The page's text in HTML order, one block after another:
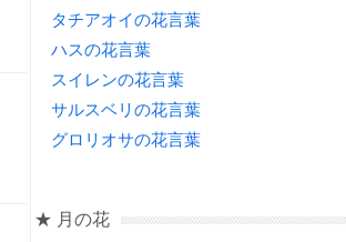
タチアオイの花言葉
ハスの花言葉
スイレンの花言葉
サルスベリの花言葉
グロリオサの花言葉
★ 月の花